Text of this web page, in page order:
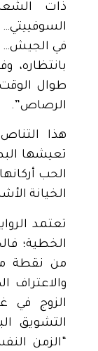
ذات
في الجيش…
طوال
الرصاص”.
هذا
تعيشها
الحب
الخيانة
تعتمد
الخطية؛
من نقطة
والاعتراف
الزوج في
التشويق
“الزمن